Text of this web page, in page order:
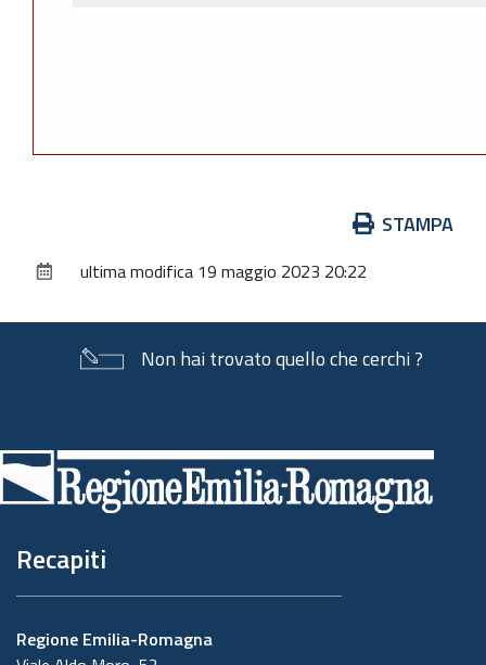
documento
STAMPA
ultima modifica 19 maggio 2023 20:22
Non hai trovato quello che cerchi ?
di
pagina
Recapiti
Regione Emilia-Romagna